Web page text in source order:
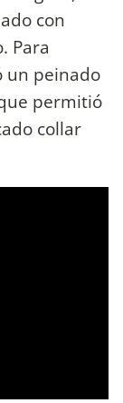
con
Para
un peinado
permitió
collar